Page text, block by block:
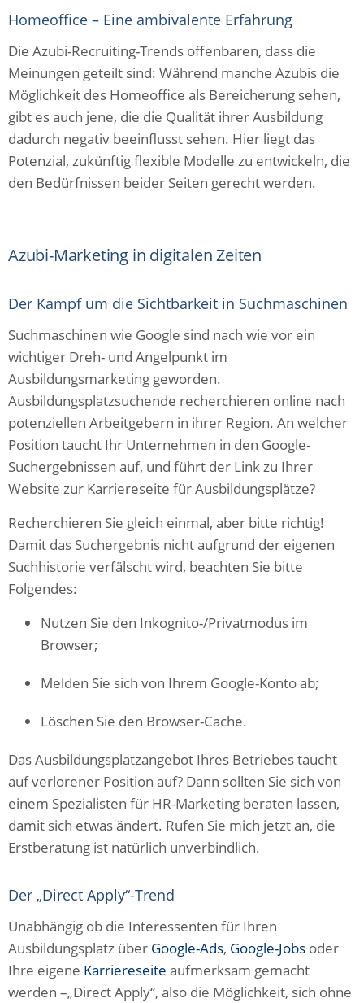
Homeoffice – Eine ambivalente Erfahrung
Die Azubi-Recruiting-Trends offenbaren, dass die
Meinungen geteilt sind: Während manche Azubis die
Möglichkeit des Homeoffice als Bereicherung sehen,
gibt es auch jene, die die Qualität ihrer Ausbildung
dadurch negativ beeinflusst sehen. Hier liegt das
Potenzial, zukünftig flexible Modelle zu entwickeln, die
den Bedürfnissen beider Seiten gerecht werden.
Azubi-Marketing in digitalen Zeiten
Der Kampf um die Sichtbarkeit in Suchmaschinen
Suchmaschinen wie Google sind nach wie vor ein
wichtiger Dreh- und Angelpunkt im
Ausbildungsmarketing geworden.
Ausbildungsplatzsuchende recherchieren online nach
potenziellen Arbeitgebern in ihrer Region. An welcher
Position taucht Ihr Unternehmen in den Google-
Suchergebnissen auf, und führt der Link zu Ihrer
Website zur Karriereseite für Ausbildungsplätze?
Recherchieren Sie gleich einmal, aber bitte richtig!
Damit das Suchergebnis nicht aufgrund der eigenen
Suchhistorie verfälscht wird, beachten Sie bitte
Folgendes:
Nutzen Sie den Inkognito-/Privatmodus im
Browser;
Melden Sie sich von Ihrem Google-Konto ab;
Löschen Sie den Browser-Cache.
Das Ausbildungsplatzangebot Ihres Betriebes taucht
auf verlorener Position auf? Dann sollten Sie sich von
einem Spezialisten für HR-Marketing beraten lassen,
damit sich etwas ändert. Rufen Sie mich jetzt an, die
Erstberatung ist natürlich unverbindlich.
Der „Direct Apply“-Trend
Unabhängig ob die Interessenten für Ihren
Ausbildungsplatz über Google-Ads, Google-Jobs oder
Ihre eigene Karriereseite aufmerksam gemacht
werden –„Direct Apply“, also die Möglichkeit, sich ohne